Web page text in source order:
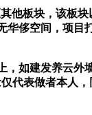
板块，该板
侈空间，项
如建发养云外
代表做者本人